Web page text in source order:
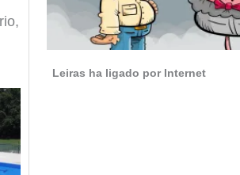
Leiras ha ligado por Internet